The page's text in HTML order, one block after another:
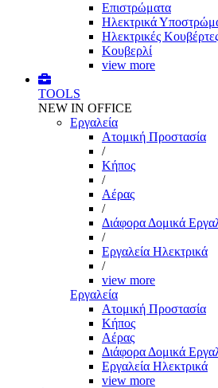
Επιστρώματα
Ηλεκτρικά
Ηλεκτρικές
Κουβερλί
view more
TOOLS
NEW IN OFFICE
Εργαλεία
Aτομική Προστασία
/
Kήπος
/
Αέρας
/
Διάφορα Δομικά
/
Εργαλεία Ηλεκτρικά
/
view more
Εργαλεία
Aτομική Προστασία
Kήπος
Αέρας
Διάφορα Δομικά
Εργαλεία Ηλεκτρικά
view more